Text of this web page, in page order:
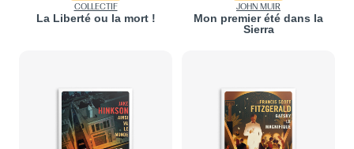
COLLECTIF
La Liberté ou la mort !
JOHN MUIR
Mon premier été dans la
Sierra